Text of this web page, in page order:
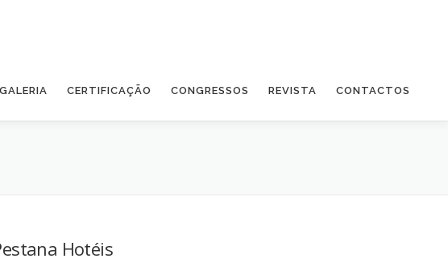
GALERIA CERTIFICAÇÃO CONGRESSOS REVISTA CONTACTOS
Hotéis